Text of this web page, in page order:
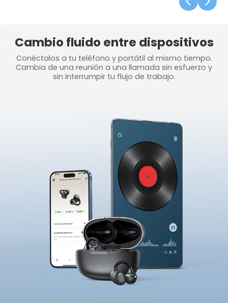
Cambio fluido entre dispositivos
Conéctalos a tu teléfono y portátil al mismo tiempo.
Cambia de una reunión a una llamada sin esfuerzo y
sin interrumpir tu flujo de trabajo.